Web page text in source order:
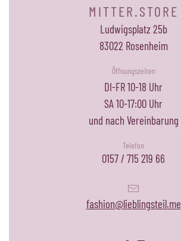
MITTER.STORE
Ludwigsplatz 25b
83022 Rosenheim
Öffnungszeiten
DI-FR 10-18 Uhr
SA 10-17:00 Uhr
und nach Vereinbarung
Telefon
0157 / 715 219 66
fashion@lieblingsteil.me